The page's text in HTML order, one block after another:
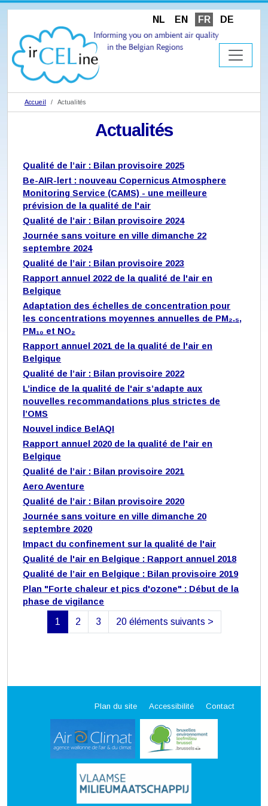
NL EN FR DE
Accueil Actualités
Actualités
Qualité de l’air : Bilan provisoire 2025
Be-AIR-lert : nouveau Copernicus Atmosphere
Monitoring Service (CAMS) - une meilleure
prévision de la qualité de l'air
Qualité de l’air : Bilan provisoire 2024
Journée sans voiture en ville dimanche 22
septembre 2024
Qualité de l’air : Bilan provisoire 2023
Rapport annuel 2022 de la qualité de l'air en
Belgique
Adaptation des échelles de concentration pour
les concentrations moyennes annuelles de PM₂.₅,
PM₁₀ et NO₂
Rapport annuel 2021 de la qualité de l'air en
Belgique
Qualité de l’air : Bilan provisoire 2022
L’indice de la qualité de l'air s’adapte aux
nouvelles recommandations plus strictes de
l’OMS
Nouvel indice BelAQI
Rapport annuel 2020 de la qualité de l'air en
Belgique
Qualité de l’air : Bilan provisoire 2021
Aero Aventure
Qualité de l’air : Bilan provisoire 2020
Journée sans voiture en ville dimanche 20
septembre 2020
Impact du confinement sur la qualité de l'air
Qualité de l'air en Belgique : Rapport annuel 2018
Qualité de l’air en Belgique : Bilan provisoire 2019
Plan "Forte chaleur et pics d'ozone" : Début de la
phase de vigilance
1 2 3 20 éléments suivants >
Plan du site Accessibilité Contact